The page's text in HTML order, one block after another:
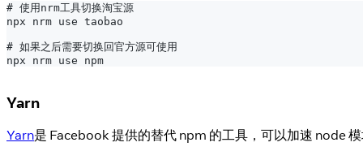
# 使用nrm工具切换淘宝源
npx nrm use taobao
# 如果之后需要切换回官方源可使用
npx nrm use npm
Yarn
Yarn是 Facebook 提供的替代 npm 的工具，可以加速 node